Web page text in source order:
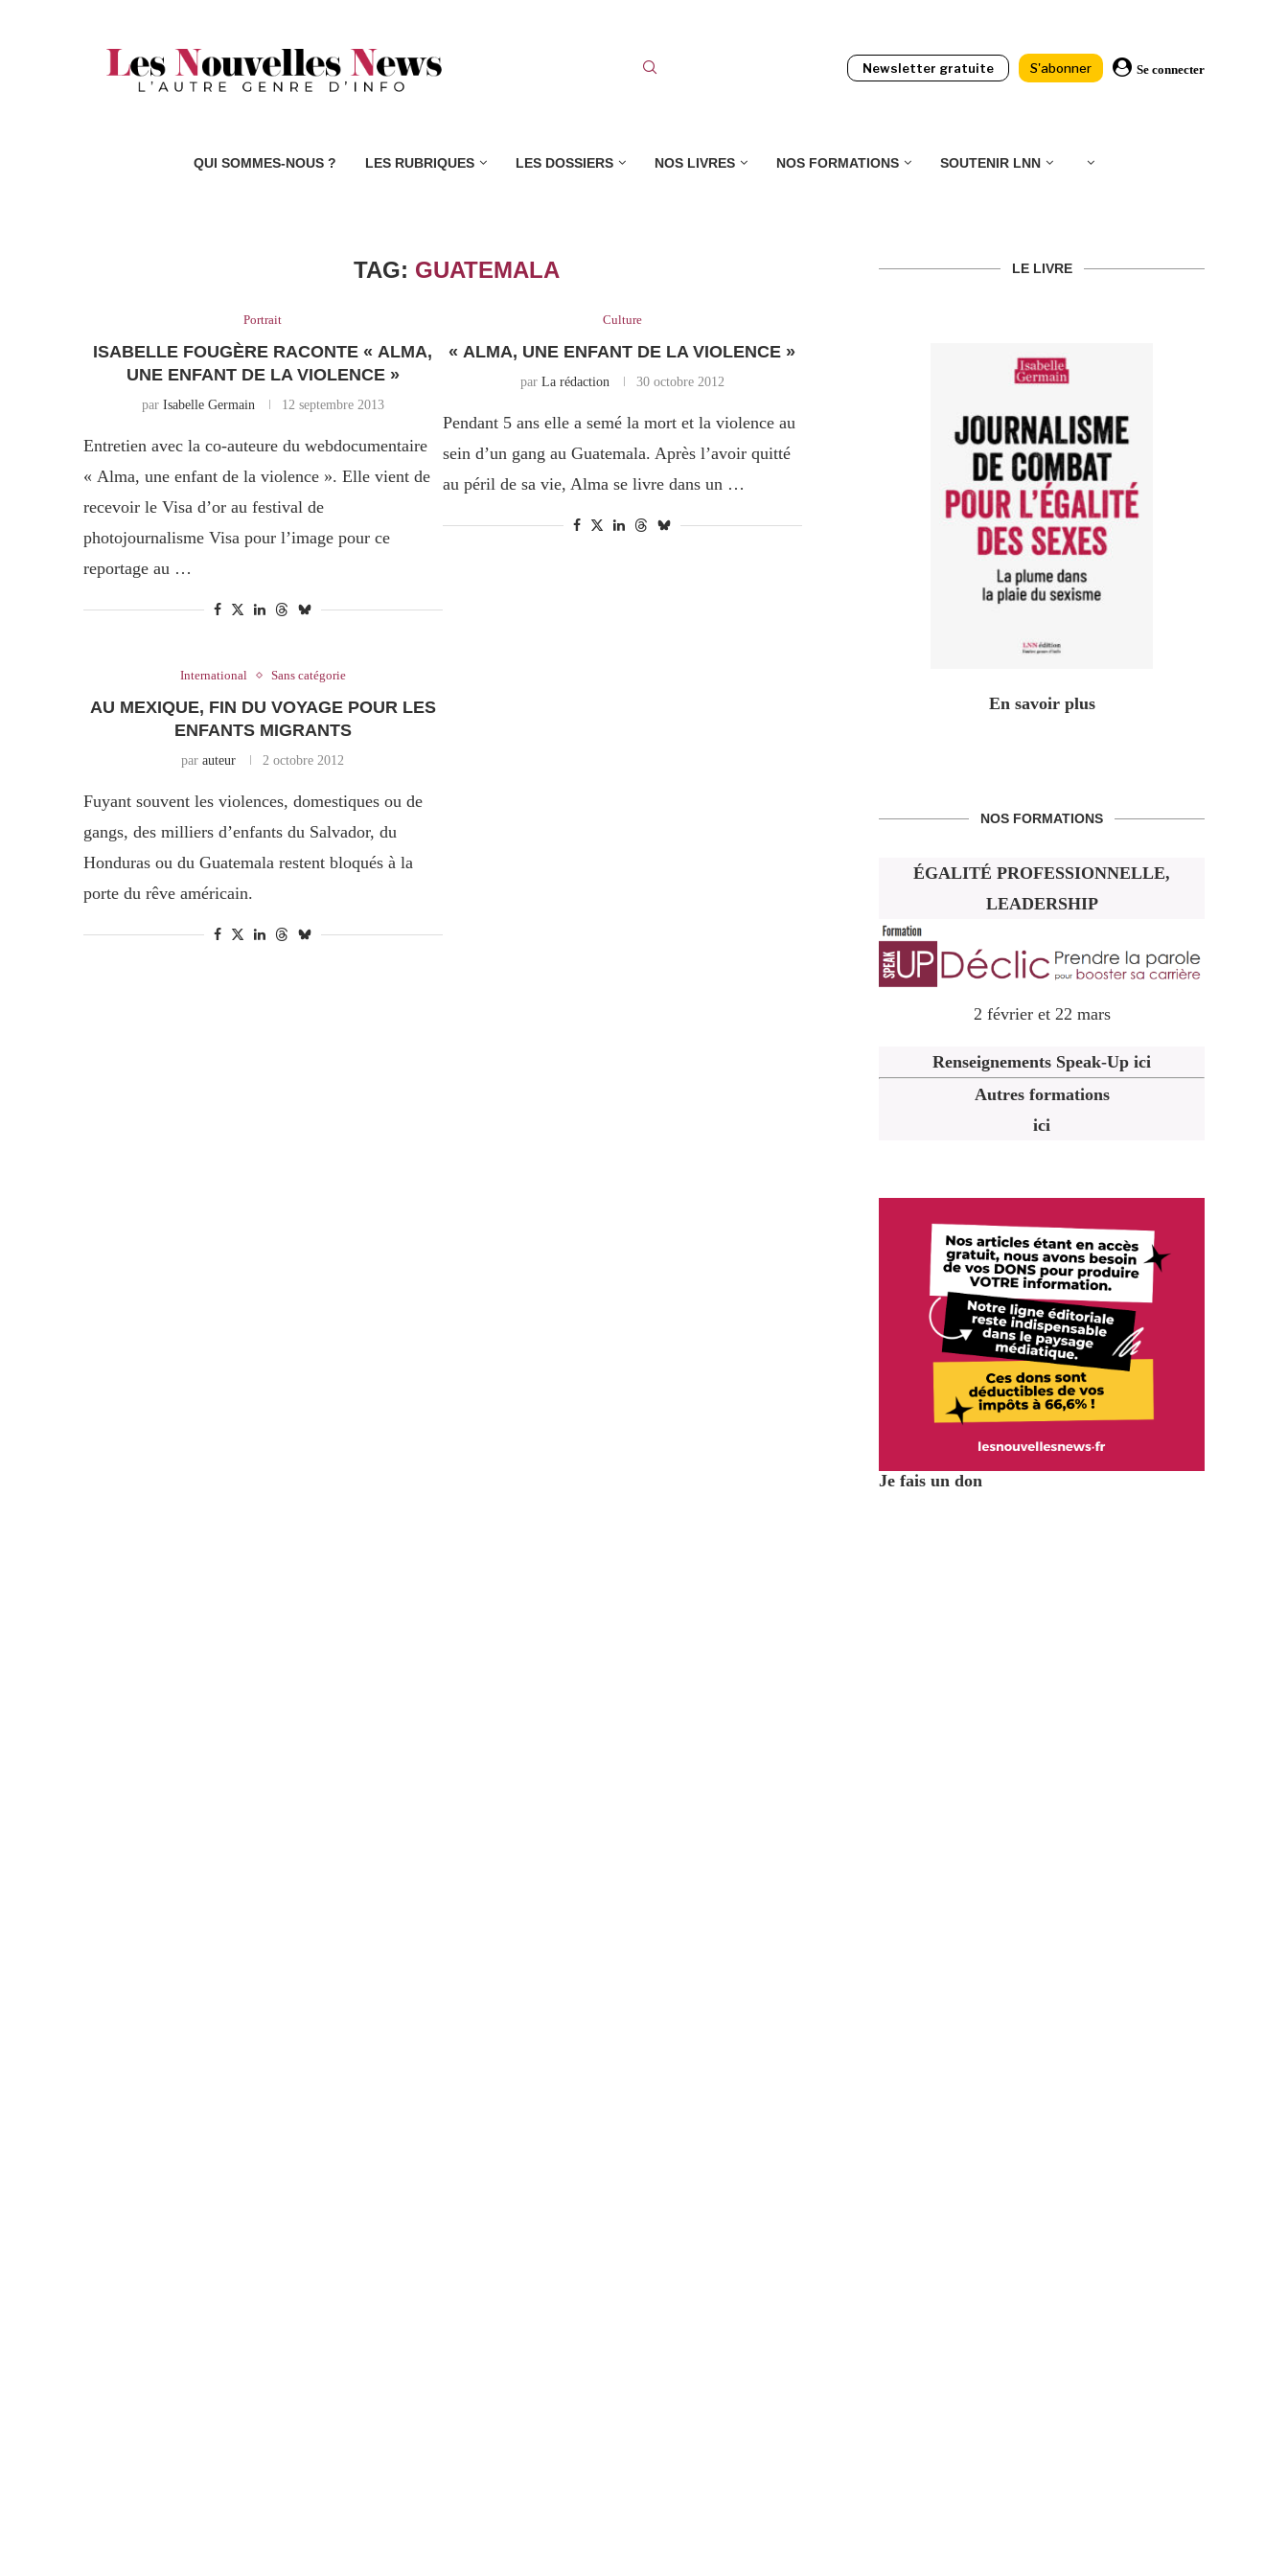
Newsletter gratuite S'abonner Se connecter
QUI SOMMES-NOUS ? LES RUBRIQUES LES DOSSIERS NOS LIVRES NOS FORMATIONS SOUTENIR LNN
TAG: GUATEMALA
Portrait
ISABELLE FOUGÈRE RACONTE « ALMA,
UNE ENFANT DE LA VIOLENCE »
par Isabelle Germain 12 septembre 2013
Entretien avec la co-auteure du webdocumentaire
« Alma, une enfant de la violence ». Elle vient de
recevoir le Visa d’or au festival de
photojournalisme Visa pour l’image pour ce
reportage au …
Culture
« ALMA, UNE ENFANT DE LA VIOLENCE »
par La rédaction 30 octobre 2012
Pendant 5 ans elle a semé la mort et la violence au
sein d’un gang au Guatemala. Après l’avoir quitté
au péril de sa vie, Alma se livre dans un …
International Sans catégorie
AU MEXIQUE, FIN DU VOYAGE POUR LES
ENFANTS MIGRANTS
parauteur 2 octobre 2012
Fuyant souvent les violences, domestiques ou de
gangs, des milliers d’enfants du Salvador, du
Honduras ou du Guatemala restent bloqués à la
porte du rêve américain.
LE LIVRE
En savoir plus
NOS FORMATIONS
ÉGALITÉ PROFESSIONNELLE,
LEADERSHIP
2 février et 22 mars
Renseignements Speak-Up ici
Autres formations
ici
Je fais un don